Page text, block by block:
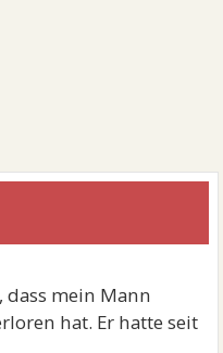
dass mein Mann
hat. Er hatte seit